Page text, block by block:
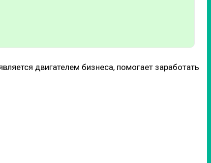
двигателем бизнеса, помогает заработать